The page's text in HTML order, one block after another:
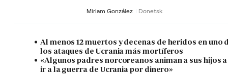
Miriam González Donetsk
Al menos 12 muertos y decenas de heridos en uno
los ataques de Ucrania más mortíferos
«Algunos padres norcoreanos animan a sus hijos a
ir a la guerra de Ucrania por dinero»